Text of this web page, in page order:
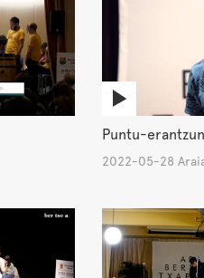
Puntu-
2022-05-28